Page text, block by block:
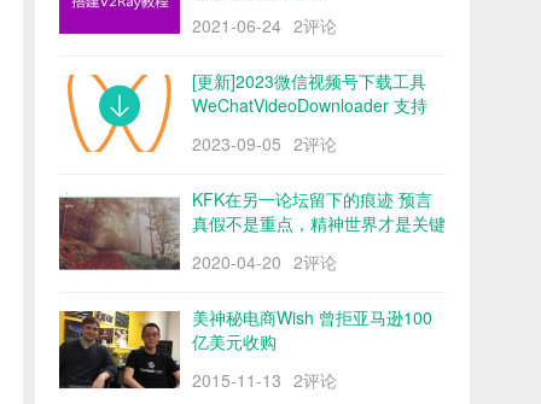
2021-06-24 2评论
[更新]2023微信视频号下载工具
WeChatVideoDownloader 支持
2023-09-05 2评论
KFK在另一论坛留下的痕迹 预言
真假不是重点，精神世界才是关键
2020-04-20 2评论
美神秘电商Wish 曾拒亚马逊100
亿美元收购
2015-11-13 2评论